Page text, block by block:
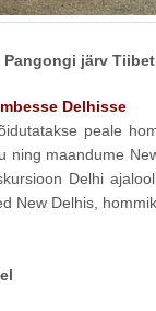
Pangongi järv
Delhisse
peale
ning maandume
Delhi
New Delhis,